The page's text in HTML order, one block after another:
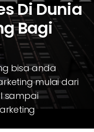
Di Dunia
Bagi
bisa anda
mulai dari
sampai